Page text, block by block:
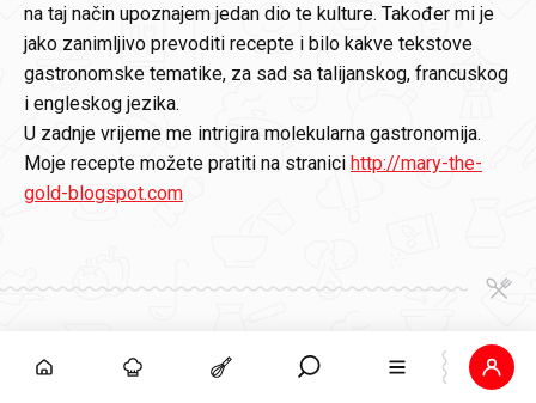
na taj način upoznajem jedan dio te kulture. Također mi je
jako zanimljivo prevoditi recepte i bilo kakve tekstove
gastronomske tematike, za sad sa talijanskog, francuskog
i engleskog jezika.
U zadnje vrijeme me intrigira molekularna gastronomija.
Moje recepte možete pratiti na stranici http://mary-the-
gold-blogspot.com